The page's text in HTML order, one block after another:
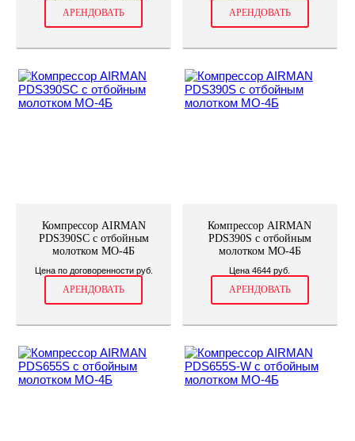
АРЕНДОВАТЬ АРЕНДОВАТЬ
Компрессор AIRMAN
PDS390SC с отбойным
молотком МО-4Б
Цена по договоренности руб.
АРЕНДОВАТЬ
Компрессор AIRMAN
PDS390S с отбойным
молотком МО-4Б
Цена 4644 руб.
АРЕНДОВАТЬ